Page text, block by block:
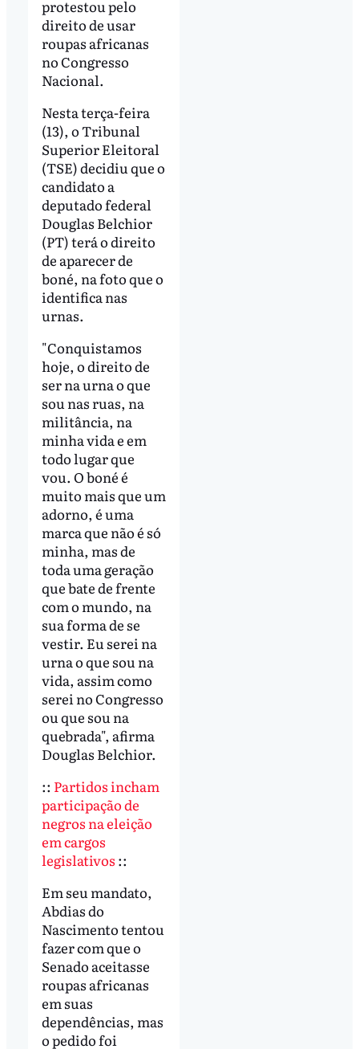
protestou pelo
direito de usar
roupas africanas
no Congresso
Nacional.
Nesta terça-feira
(13), o Tribunal
Superior Eleitoral
(TSE) decidiu que o
candidato a
deputado federal
Douglas Belchior
(PT) terá o direito
de aparecer de
boné, na foto que o
identifica nas
urnas.
"Conquistamos
hoje, o direito de
ser na urna o que
sou nas ruas, na
militância, na
minha vida e em
todo lugar que
vou. O boné é
muito mais que um
adorno, é uma
marca que não é só
minha, mas de
toda uma geração
que bate de frente
com o mundo, na
sua forma de se
vestir. Eu serei na
urna o que sou na
vida, assim como
serei no Congresso
ou que sou na
quebrada", afirma
Douglas Belchior.
:: Partidos incham
participação de
negros na eleição
em cargos
legislativos ::
Em seu mandato,
Abdias do
Nascimento tentou
fazer com que o
Senado aceitasse
roupas africanas
em suas
dependências, mas
o pedido foi